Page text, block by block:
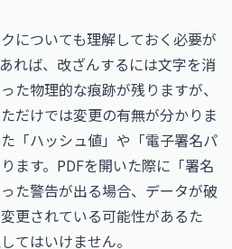
についても理解しておく必要が
れば、改ざんするには文字を消
た物理的な痕跡が残りますが、
だけでは変更の有無が分かりま
「ハッシュ値」や「電子署名パ
ます。PDFを開いた際に「署名
た警告が出る場合、データが破
更されている可能性があるた
てはいけません。